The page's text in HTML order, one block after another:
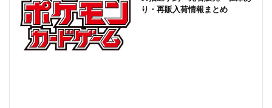
り・再販入荷情報まとめ